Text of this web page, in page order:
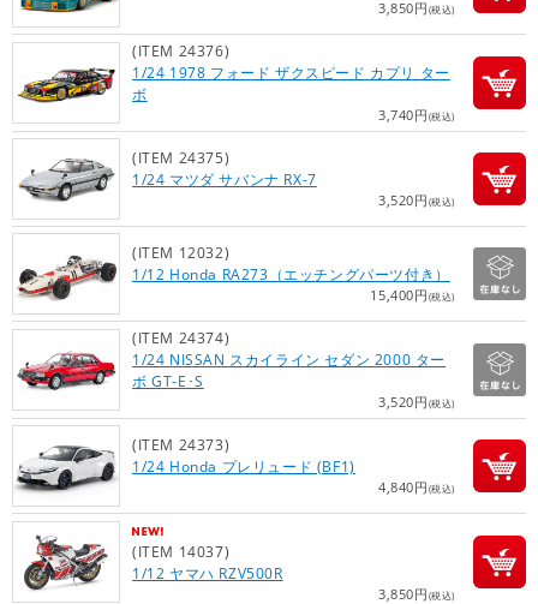
3,850円(税込)
(ITEM 24376)
1/24 1978 フォード ザクスピード カプリ ター
ボ
3,740円(税込)
(ITEM 24375)
1/24 マツダ サバンナ RX-7
3,520円(税込)
(ITEM 12032)
1/12 Honda RA273（エッチングパーツ付き）
15,400円(税込)
(ITEM 24374)
1/24 NISSAN スカイライン セダン 2000 ター
ボ GT-E･S
3,520円(税込)
(ITEM 24373)
1/24 Honda プレリュード (BF1)
4,840円(税込)
(ITEM 14037)
1/12 ヤマハ RZV500R
3,850円(税込)